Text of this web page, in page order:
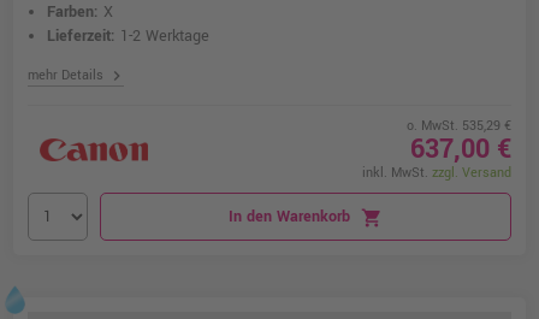
Farben: X
Lieferzeit: 1-2 Werktage
mehr Details chevron_right
o. MwSt. 535,29 €
637,00 €
inkl. MwSt. zzgl. Versand
In den Warenkorb shopping_cart